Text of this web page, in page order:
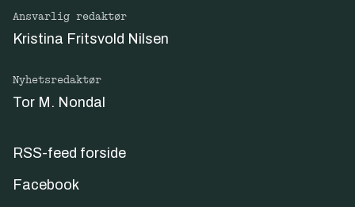
Ansvarlig redaktør
Kristina Fritsvold Nilsen
Nyhetsredaktør
Tor M. Nondal
RSS-feed forside
Facebook